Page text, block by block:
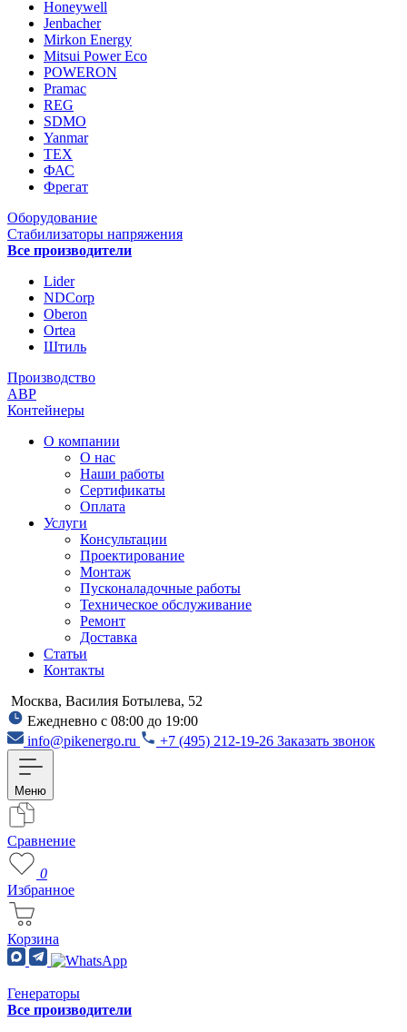
Honeywell
Jenbacher
Mirkon Energy
Mitsui Power Eco
POWERON
Pramac
REG
SDMO
Yanmar
ТЕХ
ФАС
Фрегат
Оборудование
Стабилизаторы напряжения
Все производители
Lider
NDCorp
Oberon
Ortea
Штиль
Производство
АВР
Контейнеры
О компании
О нас
Наши работы
Сертификаты
Оплата
Услуги
Консультации
Проектирование
Монтаж
Пусконаладочные работы
Техническое обслуживание
Ремонт
Доставка
Статьи
Контакты
Москва, Василия Ботылева, 52
Ежедневно с 08:00 до 19:00
info@pikenergo.ru
+7 (495) 212-19-26 Заказать звонок
Меню
Сравнение
0
Избранное
Корзина
Генераторы
Все производители